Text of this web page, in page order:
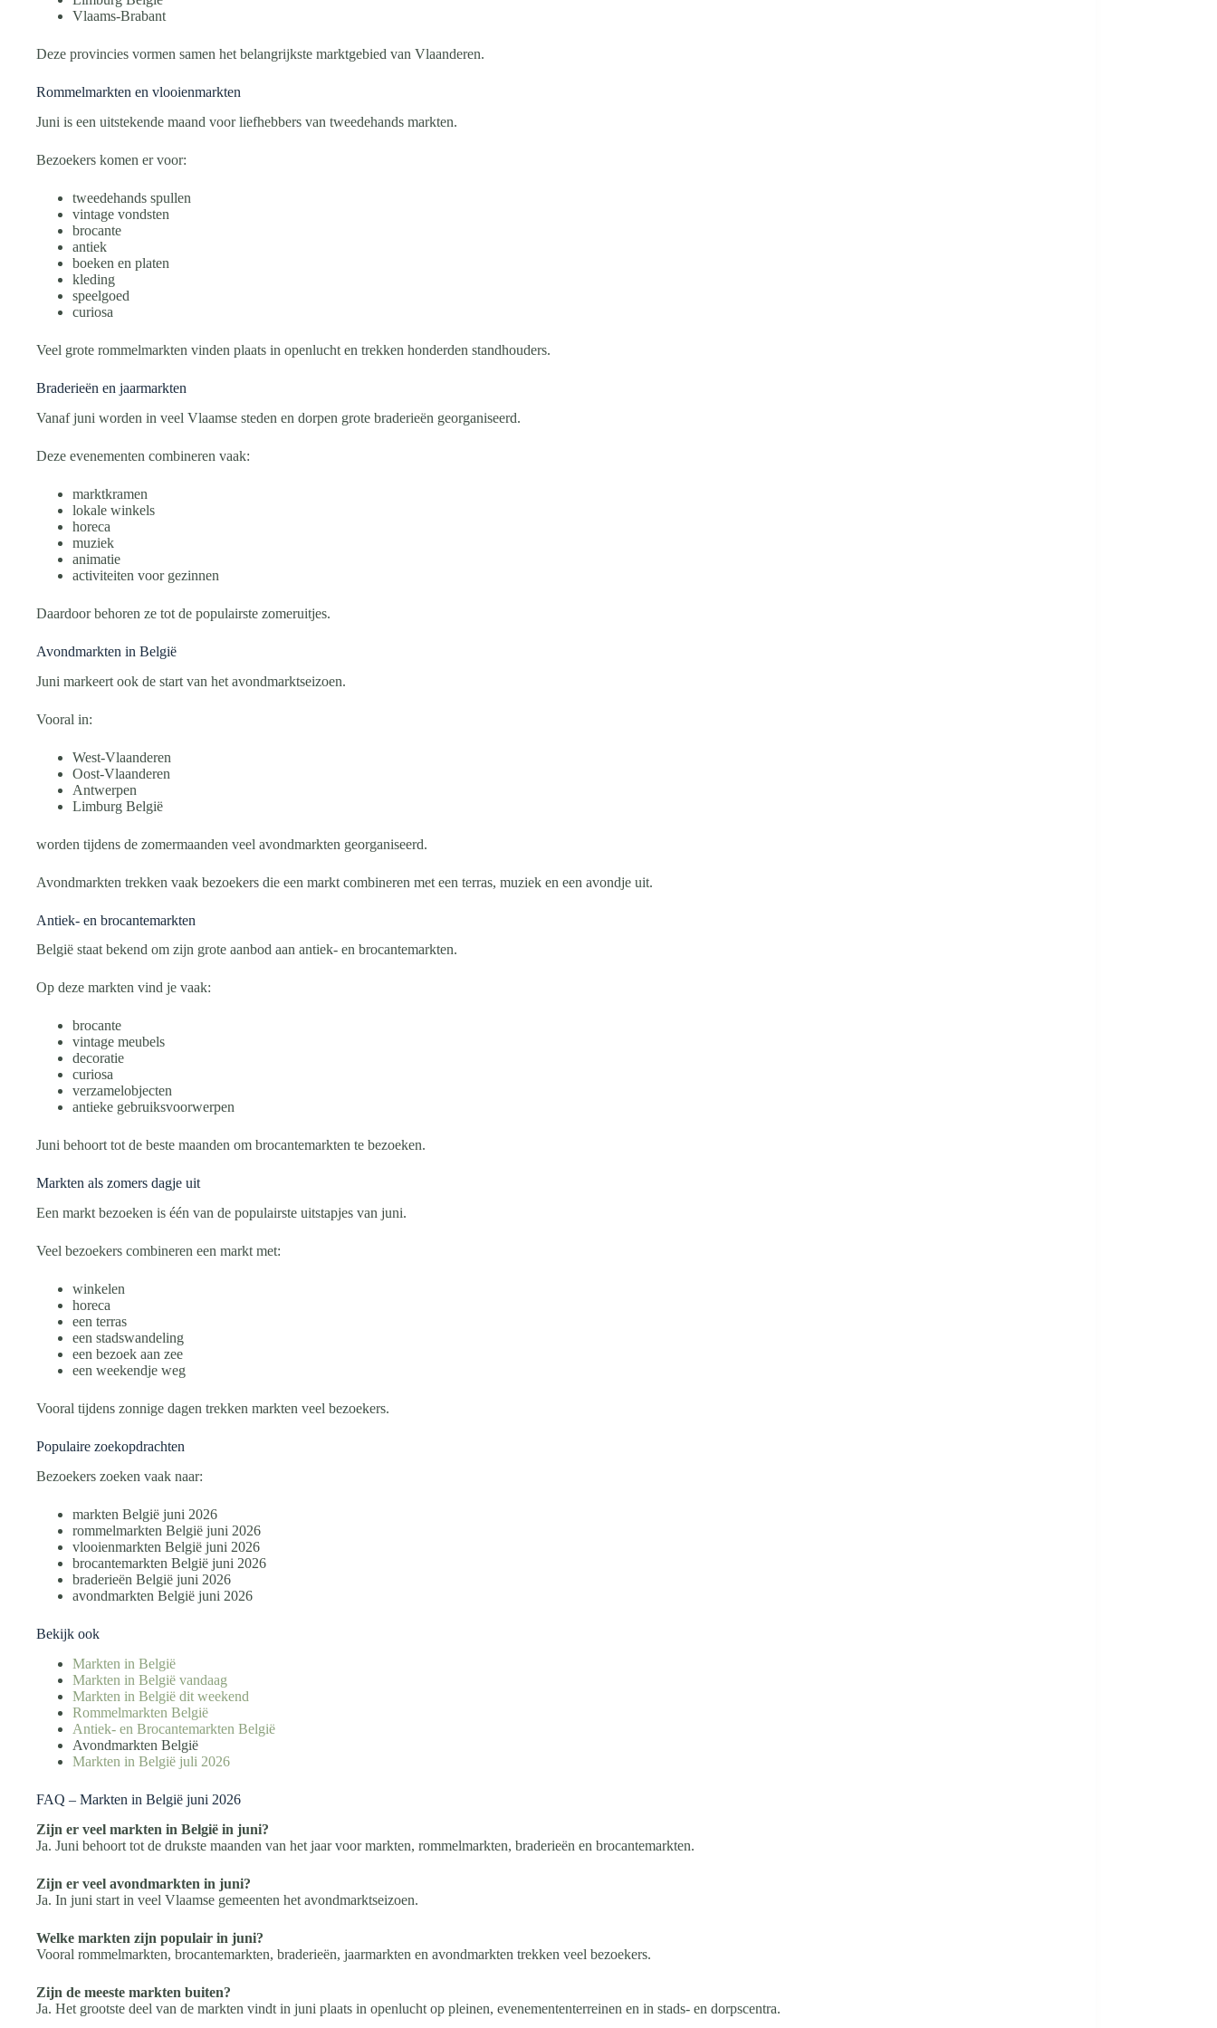
Vlaams-Brabant
Deze provincies vormen samen het belangrijkste marktgebied van Vlaanderen.
Rommelmarkten en vlooienmarkten
Juni is een uitstekende maand voor liefhebbers van tweedehands markten.
Bezoekers komen er voor:
tweedehands spullen
vintage vondsten
brocante
antiek
boeken en platen
kleding
speelgoed
curiosa
Veel grote rommelmarkten vinden plaats in openlucht en trekken honderden standhouders.
Braderieën en jaarmarkten
Vanaf juni worden in veel Vlaamse steden en dorpen grote braderieën georganiseerd.
Deze evenementen combineren vaak:
marktkramen
lokale winkels
horeca
muziek
animatie
activiteiten voor gezinnen
Daardoor behoren ze tot de populairste zomeruitjes.
Avondmarkten in België
Juni markeert ook de start van het avondmarktseizoen.
Vooral in:
West-Vlaanderen
Oost-Vlaanderen
Antwerpen
Limburg België
worden tijdens de zomermaanden veel avondmarkten georganiseerd.
Avondmarkten trekken vaak bezoekers die een markt combineren met een terras, muziek en een avondje uit.
Antiek- en brocantemarkten
België staat bekend om zijn grote aanbod aan antiek- en brocantemarkten.
Op deze markten vind je vaak:
brocante
vintage meubels
decoratie
curiosa
verzamelobjecten
antieke gebruiksvoorwerpen
Juni behoort tot de beste maanden om brocantemarkten te bezoeken.
Markten als zomers dagje uit
Een markt bezoeken is één van de populairste uitstapjes van juni.
Veel bezoekers combineren een markt met:
winkelen
horeca
een terras
een stadswandeling
een bezoek aan zee
een weekendje weg
Vooral tijdens zonnige dagen trekken markten veel bezoekers.
Populaire zoekopdrachten
Bezoekers zoeken vaak naar:
markten België juni 2026
rommelmarkten België juni 2026
vlooienmarkten België juni 2026
brocantemarkten België juni 2026
braderieën België juni 2026
avondmarkten België juni 2026
Bekijk ook
Markten in België
Markten in België vandaag
Markten in België dit weekend
Rommelmarkten België
Antiek- en Brocantemarkten België
Avondmarkten België
Markten in België juli 2026
FAQ – Markten in België juni 2026
Zijn er veel markten in België in juni?
Ja. Juni behoort tot de drukste maanden van het jaar voor markten, rommelmarkten, braderieën en brocantemarkten.
Zijn er veel avondmarkten in juni?
Ja. In juni start in veel Vlaamse gemeenten het avondmarktseizoen.
Welke markten zijn populair in juni?
Vooral rommelmarkten, brocantemarkten, braderieën, jaarmarkten en avondmarkten trekken veel bezoekers.
Zijn de meeste markten buiten?
Ja. Het grootste deel van de markten vindt in juni plaats in openlucht op pleinen, evenemententerreinen en in stads- en dorpscentra.